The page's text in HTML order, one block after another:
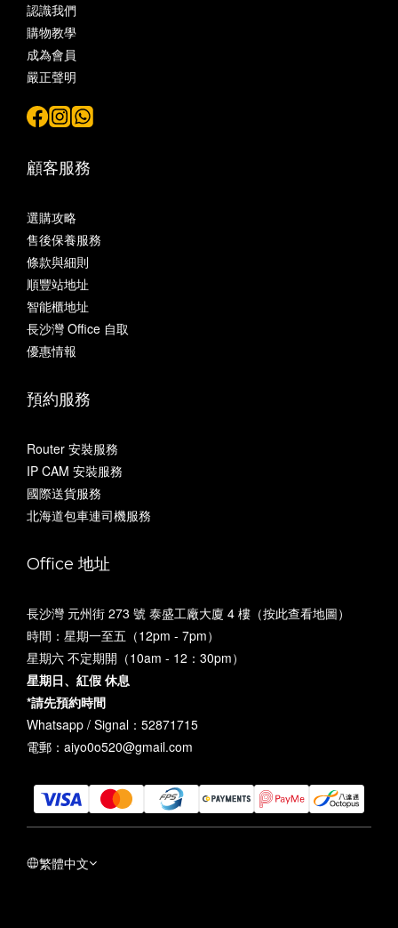
認識我們
購物教學
成為會員
嚴正聲明
顧客服務
選購攻略
售後保養服務
條款與細則
順豐站地址
智能櫃地址
長沙灣 Office 自取
優惠情報
預約服務
Router 安裝服務
IP CAM 安裝服務
國際送貨服務
北海道包車連司機服務
Office 地址
長沙灣 元州街 273 號 泰盛工廠大廈 4 樓（按此查看地圖）
時間：星期一至五（12pm - 7pm）
星期六 不定期開（10am - 12：30pm）
星期日、紅假 休息
*請先預約時間
Whatsapp / Signal：52871715
電郵：aiyo0o520@gmail.com
繁體中文